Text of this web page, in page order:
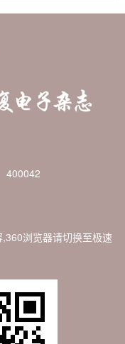
400042
浏览器请切换至极速